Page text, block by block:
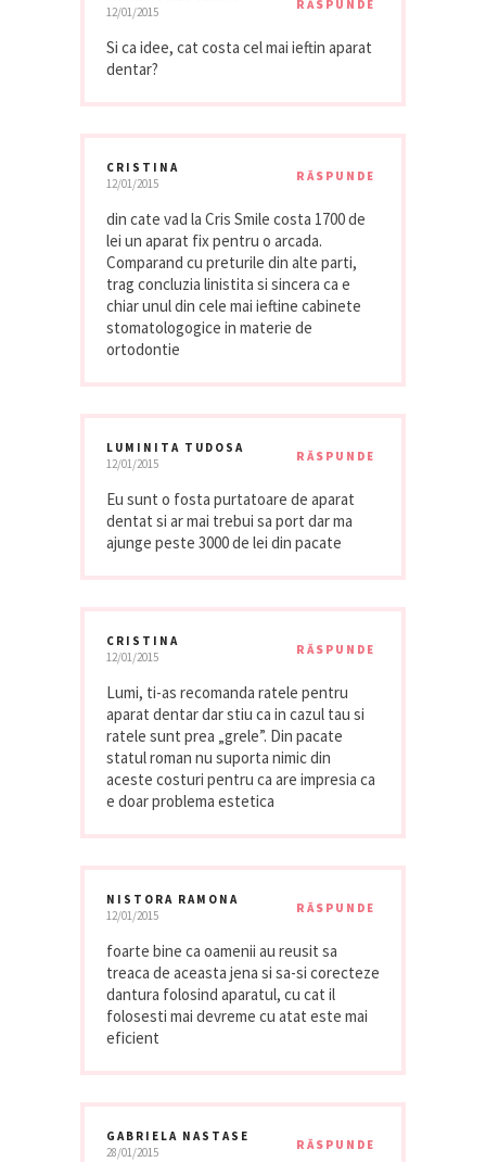
12/01/2015
RĂSPUNDE
Si ca idee, cat costa cel mai ieftin aparat
dentar?
CRISTINA
12/01/2015
RĂSPUNDE
din cate vad la Cris Smile costa 1700 de
lei un aparat fix pentru o arcada.
Comparand cu preturile din alte parti,
trag concluzia linistita si sincera ca e
chiar unul din cele mai ieftine cabinete
stomatologogice in materie de
ortodontie
LUMINITA TUDOSA
12/01/2015
RĂSPUNDE
Eu sunt o fosta purtatoare de aparat
dentat si ar mai trebui sa port dar ma
ajunge peste 3000 de lei din pacate
CRISTINA
12/01/2015
RĂSPUNDE
Lumi, ti-as recomanda ratele pentru
aparat dentar dar stiu ca in cazul tau si
ratele sunt prea „grele”. Din pacate
statul roman nu suporta nimic din
aceste costuri pentru ca are impresia ca
e doar problema estetica
NISTORA RAMONA
12/01/2015
RĂSPUNDE
foarte bine ca oamenii au reusit sa
treaca de aceasta jena si sa-si corecteze
dantura folosind aparatul, cu cat il
folosesti mai devreme cu atat este mai
eficient
GABRIELA NASTASE
28/01/2015
RĂSPUNDE